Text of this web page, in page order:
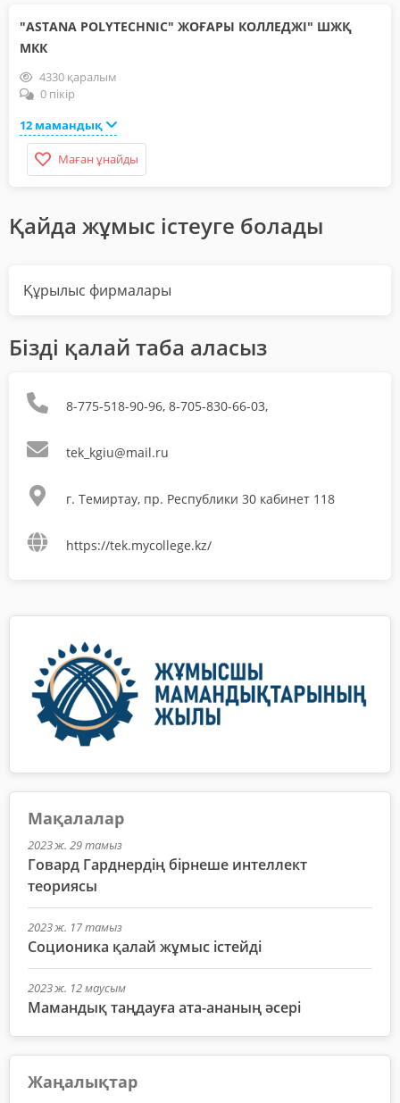
"ASTANA POLYTECHNIC" ЖОҒАРЫ КОЛЛЕДЖІ" ШЖҚ
МКК
4330 қаралым
0 пікір
12 мамандық
Маған ұнайды
Қайда жұмыс істеуге болады
Құрылыс фирмалары
Бізді қалай таба аласыз
8-775-518-90-96, 8-705-830-66-03,
tek_kgiu@mail.ru
г. Темиртау, пр. Республики 30 кабинет 118
https://tek.mycollege.kz/
Мақалалар
2023 ж. 29 тамыз
Говард Гарднердің бірнеше интеллект
теориясы
2023 ж. 17 тамыз
Соционика қалай жұмыс істейді
2023 ж. 12 маусым
Мамандық таңдауға ата-ананың әсері
Жаңалықтар